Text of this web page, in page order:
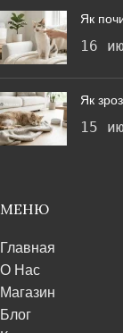
Як
16
Як
15
МЕНЮ
Главная
О Нас
Магазин
Блог